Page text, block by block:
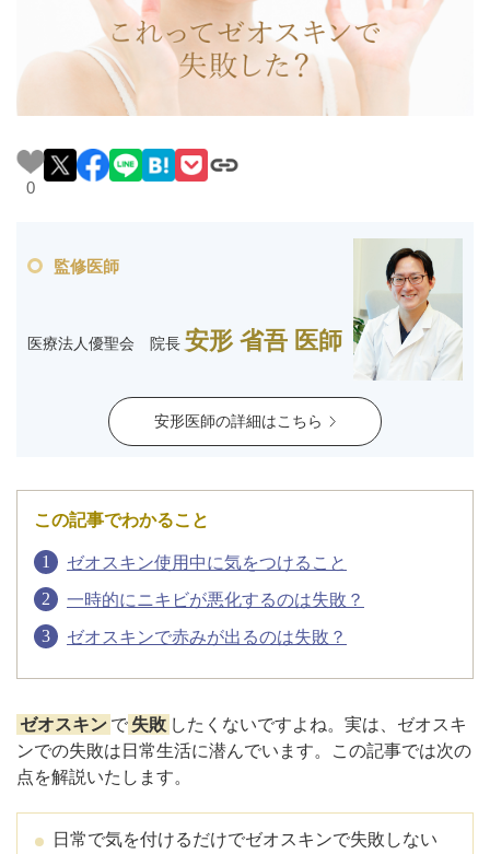
初めての方へ
スケジュール
西梅田から徒歩2分
ついて
よくあるご質問
美容ブログ
オンラインショップ
0
監修医師
医療法人優聖会 院長 安形 省吾 医師
安形医師の詳細はこちら
この記事でわかること
ゼオスキン使用中に気をつけること
一時的にニキビが悪化するのは失敗？
ゼオスキンで赤みが出るのは失敗？
ゼオスキン で 失敗 したくないですよね。実は、ゼオスキ
ンでの失敗は日常生活に潜んでいます。この記事では次の
点を解説いたします。
日常で気を付けるだけでゼオスキンで失敗しない